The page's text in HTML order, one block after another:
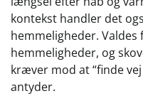
kontekst handler det
hemmeligheder. Valdes
hemmeligheder, og
kræver mod at “finde
antyder.